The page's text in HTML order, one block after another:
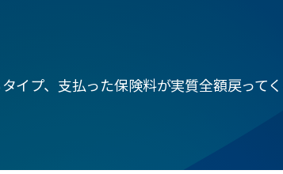
イプ、支払った保険料が実質全額戻って